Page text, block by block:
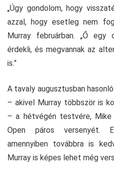
„Úgy gondolom, hogy
azzal, hogy esetleg nem
Murray februárban. „Ő
érdekli, és megvannak az
is.”
A tavaly augusztusban
– akivel Murray többször is
– a hétvégén testvére, Mike
Open páros versenyét.
amennyiben továbbra is
Murray is képes lehet még